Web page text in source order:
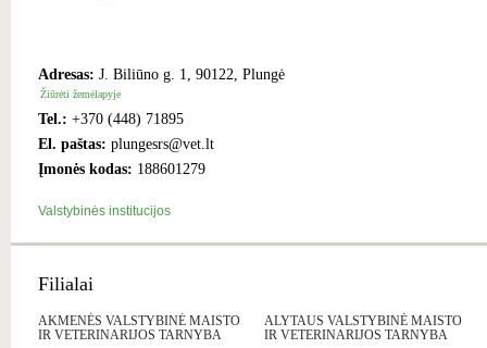
Adresas: J. Biliūno g. 1, 90122, Plungė
Žiūrėti žemėlapyje
Tel.: +370 (448) 71895
El. paštas: plungesrs@vet.lt
Įmonės kodas: 188601279
Valstybinės institucijos
Filialai
AKMENĖS VALSTYBINĖ MAISTO
IR VETERINARIJOS TARNYBA
ALYTAUS VALSTYBINĖ MAISTO
IR VETERINARIJOS TARNYBA